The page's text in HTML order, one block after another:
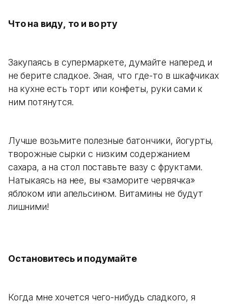
Что на виду, то и во рту
Закупаясь в супермаркете, думайте наперед и
не берите сладкое. Зная, что где-то в шкафчиках
на кухне есть торт или конфеты, руки сами к
ним потянутся.
Лучше возьмите полезные батончики, йогурты,
творожные сырки с низким содержанием
сахара, а на стол поставьте вазу с фруктами.
Натыкаясь на нее, вы «заморите червячка»
яблоком или апельсином. Витамины не будут
лишними!
Остановитесь и подумайте
Когда мне хочется чего-нибудь сладкого, я